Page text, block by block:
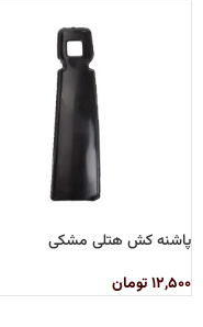
پاشنه کش هتلی مشکی
۱۲,۵۰۰تومان